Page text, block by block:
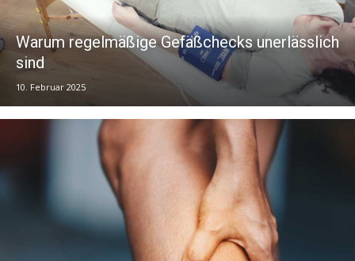
Warum regelmäßige Gefäßchecks unerlässlich
sind
10. Februar 2025